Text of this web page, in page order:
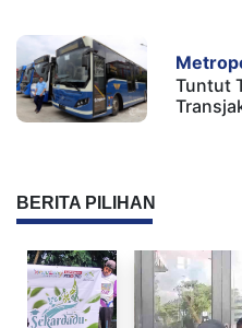
Tuntut
BERITA PILIHAN